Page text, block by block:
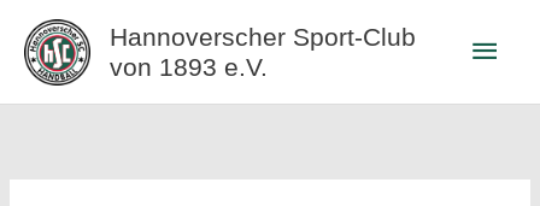
Inhalt
springen
Hannoverscher Sport-Club
von 1893 e.V.